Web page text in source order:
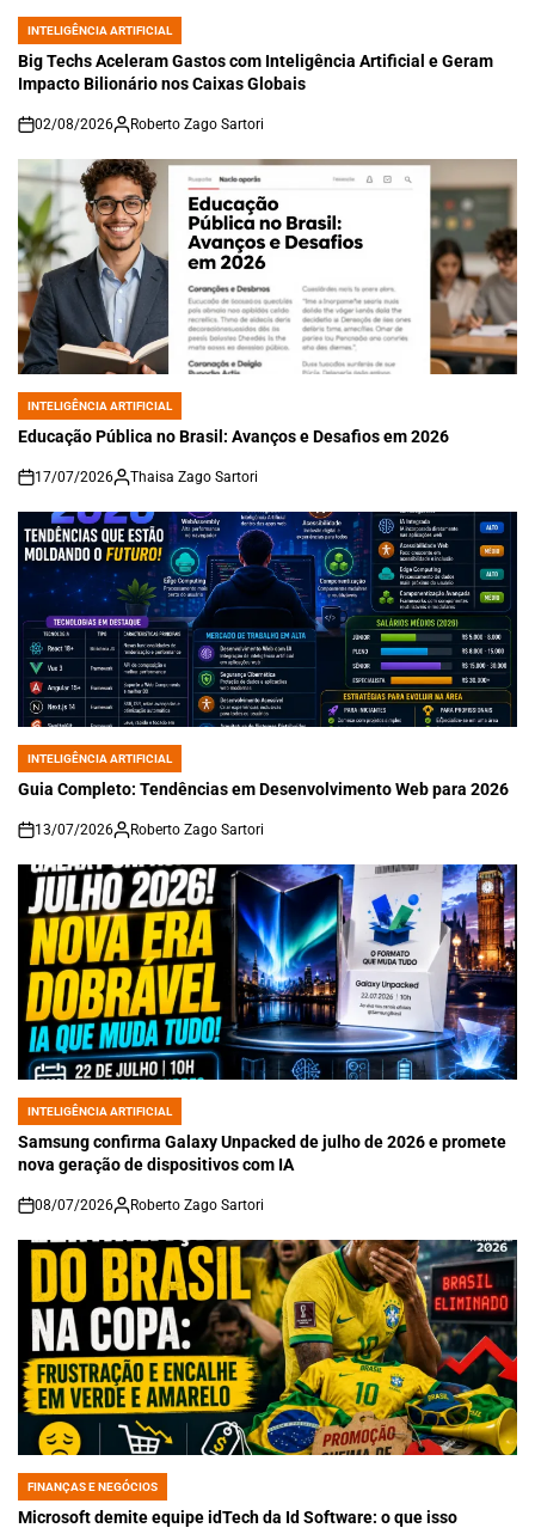
POSTED
IN
INTELIGÊNCIA ARTIFICIAL
Big Techs Aceleram Gastos com Inteligência Artificial e Geram
Impacto Bilionário nos Caixas Globais
on
02/08/2026 Roberto Zago Sartori
POSTED
IN
INTELIGÊNCIA ARTIFICIAL
Educação Pública no Brasil: Avanços e Desafios em 2026
on
17/07/2026 Thaisa Zago Sartori
POSTED
IN
INTELIGÊNCIA ARTIFICIAL
Guia Completo: Tendências em Desenvolvimento Web para 2026
on
13/07/2026 Roberto Zago Sartori
POSTED
IN
INTELIGÊNCIA ARTIFICIAL
Samsung confirma Galaxy Unpacked de julho de 2026 e promete
nova geração de dispositivos com IA
on
08/07/2026 Roberto Zago Sartori
POSTED
IN
FINANÇAS E NEGÓCIOS
Microsoft demite equipe idTech da Id Software: o que isso